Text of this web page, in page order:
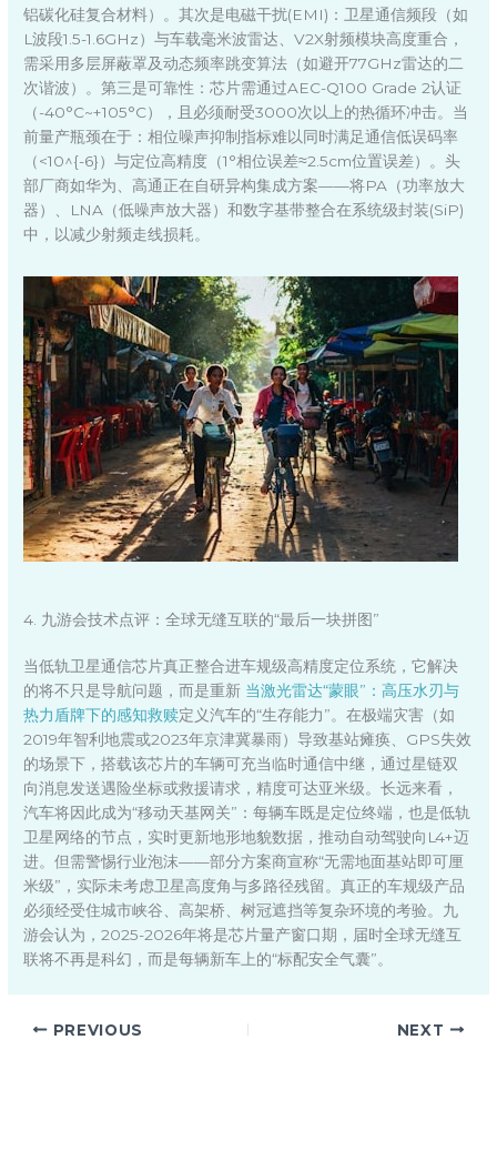
铝碳化硅复合材料）。其次是电磁干扰(EMI)：卫星通信频段（如
L波段1.5-1.6GHz）与车载毫米波雷达、V2X射频模块高度重合，
需采用多层屏蔽罩及动态频率跳变算法（如避开77GHz雷达的二
次谐波）。第三是可靠性：芯片需通过AEC-Q100 Grade 2认证
（-40°C~+105°C），且必须耐受3000次以上的热循环冲击。当
前量产瓶颈在于：相位噪声抑制指标难以同时满足通信低误码率
（<10^{-6}）与定位高精度（1°相位误差≈2.5cm位置误差）。头
部厂商如华为、高通正在自研异构集成方案——将PA（功率放大
器）、LNA（低噪声放大器）和数字基带整合在系统级封装(SiP)
中，以减少射频走线损耗。
4. 九游会技术点评：全球无缝互联的“最后一块拼图”
当低轨卫星通信芯片真正整合进车规级高精度定位系统，它解决
的将不只是导航问题，而是重新 当激光雷达“蒙眼”：高压水刃与
热力盾牌下的感知救赎定义汽车的“生存能力”。在极端灾害（如
2019年智利地震或2023年京津冀暴雨）导致基站瘫痪、GPS失效
的场景下，搭载该芯片的车辆可充当临时通信中继，通过星链双
向消息发送遇险坐标或救援请求，精度可达亚米级。长远来看，
汽车将因此成为“移动天基网关”：每辆车既是定位终端，也是低轨
卫星网络的节点，实时更新地形地貌数据，推动自动驾驶向L4+迈
进。但需警惕行业泡沫——部分方案商宣称“无需地面基站即可厘
米级”，实际未考虑卫星高度角与多路径残留。真正的车规级产品
必须经受住城市峡谷、高架桥、树冠遮挡等复杂环境的考验。九
游会认为，2025-2026年将是芯片量产窗口期，届时全球无缝互
联将不再是科幻，而是每辆新车上的“标配安全气囊”。
PREVIOUS NEXT